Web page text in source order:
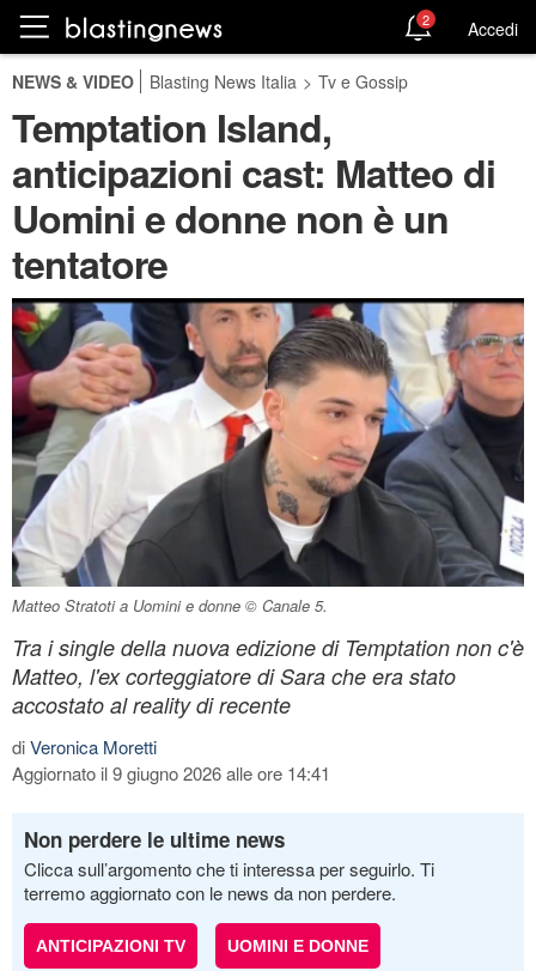
2 Accedi
NEWS & VIDEO Blasting News Italia > Tv e Gossip
Temptation Island,
anticipazioni cast: Matteo di
Uomini e donne non è un
tentatore
Matteo Stratoti a Uomini e donne © Canale 5.
Tra i single della nuova edizione di Temptation non c'è
Matteo, l'ex corteggiatore di Sara che era stato
accostato al reality di recente
diVeronica Moretti
Aggiornato il 9 giugno 2026 alle ore 14:41
Non perdere le ultime news
Clicca sull’argomento che ti interessa per seguirlo. Ti
terremo aggiornato con le news da non perdere.
ANTICIPAZIONI TV UOMINI E DONNE